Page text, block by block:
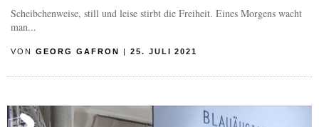
Scheibchenweise, still und leise stirbt die Freiheit. Eines Morgens wacht
man...
VON GEORG GAFRON | 25. JULI 2021